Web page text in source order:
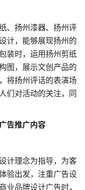
、扬州漆器、扬州评
计，能够展现扬州的
装时，运用扬州剪纸
图，展示文创产品的
将扬州评话的表演场
们对活动的关注，同
告推广内容
计理念为指导，为客
验出发，注重广告设
业品牌设计广告时，